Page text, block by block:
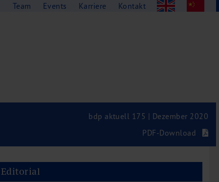
bdp aktuell 175 | Dezember 2020
PDF-Download
Editorial
Team Events Karriere Kontakt